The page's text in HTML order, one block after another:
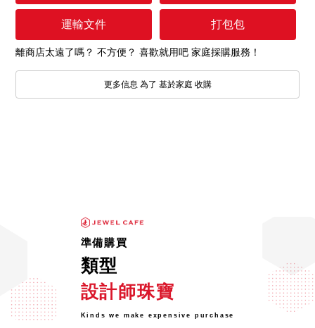
運輸文件 打包包
離商店太遠了嗎？ 不方便？ 喜歡就用吧 家庭採購服務！
更多信息 為了 基於家庭 收購
準備購買
類型
設計師珠寶
Kinds we make expensive purchase